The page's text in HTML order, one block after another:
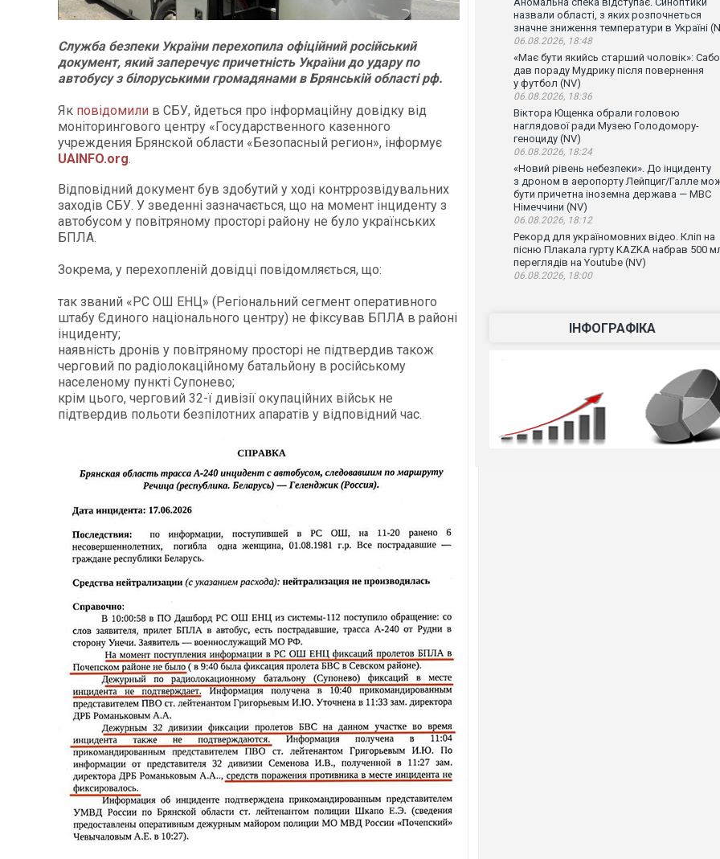
Служба безпеки України перехопила офіційний російський
документ, який заперечує причетність України до удару по
автобусу з білоруськими громадянами в Брянській області рф.
Як повідомили в СБУ, йдеться про інформаційну довідку від
моніторингового центру «Государственного казенного
учреждения Брянской области «Безопасный регион», інформує
UAINFO.org.
Відповідний документ був здобутий у ході контррозвідувальних
заходів СБУ. У зведенні зазначається, що на момент інциденту з
автобусом у повітряному просторі району не було українських
БПЛА.
Зокрема, у перехопленій довідці повідомляється, що:
так званий «РС ОШ ЕНЦ» (Регіональний сегмент оперативного
штабу Єдиного національного центру) не фіксував БПЛА в районі
інциденту;
наявність дронів у повітряному просторі не підтвердив також
черговий по радіолокаційному батальйону в російському
населеному пункті Супонево;
крім цього, черговий 32-ї дивізії окупаційних військ не
підтвердив польоти безпілотних апаратів у відповідний час.
назвали області, з яких розпочнеться
значне зниження температури в Україні
06.08.2026, 18:48
«Має бути якийсь старший чоловік»: Сабо
дав пораду Мудрику після повернення
у футбол (NV)
06.08.2026, 18:36
Віктора Ющенка обрали головою
наглядової ради Музею Голодомору-
геноциду (NV)
06.08.2026, 18:24
«Новий рівень небезпеки». До інциденту
з дроном в аеропорту Лейпциг/Галле
бути причетна іноземна держава — МВС
Німеччини (NV)
06.08.2026, 18:12
Рекорд для україномовних відео. Кліп на
пісню Плакала гурту KAZKA набрав 500
переглядів на Youtube (NV)
06.08.2026, 18:00
ІНФОГРАФІКА